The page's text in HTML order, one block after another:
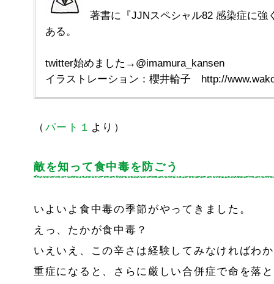
著書に『JJNスペシャル82 感染症に強
ある。
twitter始めました→@imamura_kansen
イラストレーション：櫻井輪子 http://
（ パート１ より）
敵を知って食中毒を防ごう
いよいよ食中毒の季節がやってきました。
えっ、たかが食中毒？
いえいえ、この辛さは経験してみなければわ
重症になると、さらに厳しい合併症で命を落